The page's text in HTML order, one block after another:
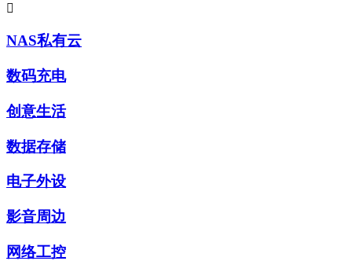

NAS私有云
数码充电
创意生活
数据存储
电子外设
影音周边
网络工控